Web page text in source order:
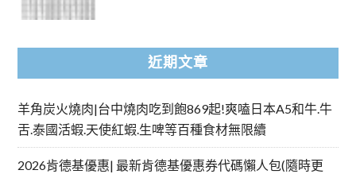
近期文章
羊角炭火燒肉|台中燒肉吃到飽869起!爽嗑日本A5和牛.牛
舌.泰國活蝦.天使紅蝦.生啤等百種食材無限續
2026肯德基優惠| 最新肯德基優惠券代碼懶人包(隨時更